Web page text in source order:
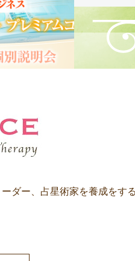
ダー、占星術家を養成をす